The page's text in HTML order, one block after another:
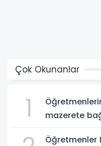
Çok Okunanlar
1
mazerete
Öğretmenler